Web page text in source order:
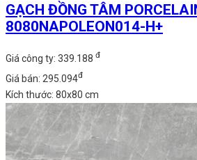
GẠCH ĐỒNG TÂM
8080NAPOLEON014-H+
Giá công ty: 339.188 đ
Giá bán: 295.094đ
Kích thước: 80x80 cm